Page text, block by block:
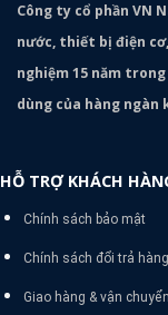
Công ty cổ phần VN
nước, thiết bị điện
nghiệm 15 năm
dùng của hàng
HỖ TRỢ KHÁCH
Chính sách bảo mật
Chính sách đổi trả hàng
Giao hàng & vận chuyển